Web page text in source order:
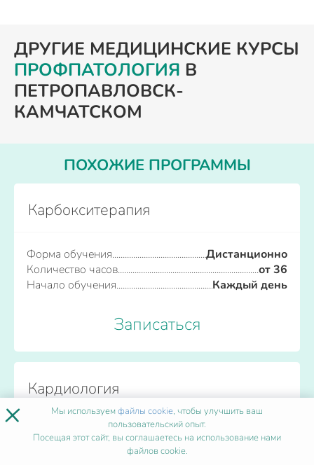
ДРУГИЕ МЕДИЦИНСКИЕ КУРСЫ
ПРОФПАТОЛОГИЯ В
ПЕТРОПАВЛОВСК-
КАМЧАТСКОМ
ПОХОЖИЕ ПРОГРАММЫ
Карбокситерапия
Форма обучения
Дистанционно
Количество часов
от 36
Начало обучения
Каждый день
Записаться
Кардиология
Форма обучения
Дистанционно
× Мы используемфайлы cookie, чтобы улучшить ваш
пользовательский опыт.
Посещая этот сайт, вы соглашаетесь на использование нами
файлов cookie.